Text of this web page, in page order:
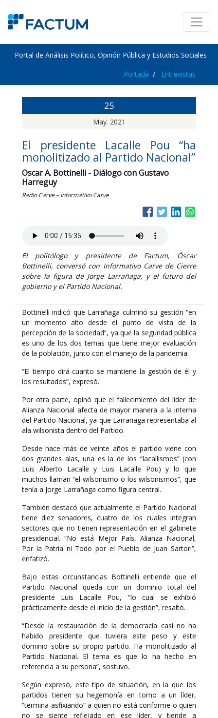
Portal de Análisis Político, Opinón Pública y Estudios Sociales
Portada Entrevistas
25
May. 2021
El presidente Lacalle Pou “ha
monolitizado al Partido Nacional”
Oscar A. Bottinelli - Diálogo con Gustavo
Harreguy
Radio Carve – Informativo Carve
El politólogo y presidente de Factum, Óscar
Bottinelli, conversó con Informativo Carve de Cierre
sobre la figura de Jorge Larrañaga, y el futuro del
gobierno y el Partido Nacional.
Bottinelli indicó que Larrañaga culminó su gestión “en
un momento alto desde el punto de vista de la
percepción de la sociedad”, ya que la seguridad pública
es uno de los dos temas que tiene mejor evaluación
de la población, junto con el manejo de la pandemia.
“El tiempo dirá cuanto se mantiene la gestión de él y
los resultados”, expresó.
Por otra parte, opinó que el fallecimiento del líder de
Alianza Nacional afecta de mayor manera a la interna
del Partido Nacional, ya que Larrañaga representaba al
ala wilsonista dentro del Partido.
Desde hace más de veinte años el partido viene con
dos grandes alas, una es la de los “lacallismos” (con
Luis Alberto Lacalle y Luis Lacalle Pou) y lo que
muchos llaman “el wilsonismo o los wilsonismos”, que
tenía a Jorge Larrañaga como figura central.
También destacó que actualmente el Partido Nacional
tiene diez senadores, cuatro de los cuales integran
sectores que no tienen representación en el gabinete
presidencial. “No está Mejor País, Alianza Nacional,
Por la Patria ni Todo por el Pueblo de Juan Sartori”,
enfatizó.
Bajo estas circunstancias Bottinelli entiende que el
Partido Nacional queda con un dominio total del
presidente Luis Lacalle Pou, “lo cual se exhibió
prácticamente desde el inicio de la gestión”, resaltó.
“Desde la restauración de la democracia casi no ha
habido presidente que tuviera este peso y este
dominio sobre su propio partido. Ha monolitizado al
Partido Nacional. El tema es que lo ha hecho en
referencia a su persona”, sostuvo.
Según expresó, este tipo de situación, en la que los
partidos tienen su hegemonía en torno a un líder,
“termina asfixiando” a quien no está conforme o quien
no se siente reflejado en ese líder, y tiende a